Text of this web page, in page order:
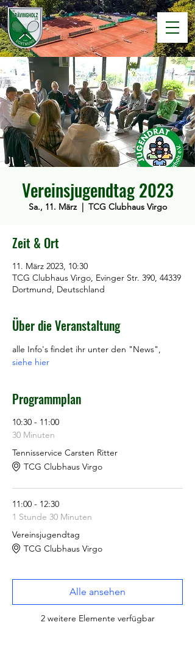
Vereinsjugendtag 2023
Sa., 11. März
  |
TCG Clubhaus Virgo
Zeit & Ort
11. März 2023, 10:30
TCG Clubhaus Virgo, Evinger Str. 390, 44339
Dortmund, Deutschland
Über die Veranstaltung
alle Info's findet ihr unter den "News",
siehe hier
Programmplan
10:30 - 11:00
30 Minuten
Tennisservice Carsten Ritter
TCG Clubhaus Virgo
11:00 - 12:30
1 Stunde 30 Minuten
Vereinsjugendtag
TCG Clubhaus Virgo
2 weitere Elemente verfügbar
Alle ansehen